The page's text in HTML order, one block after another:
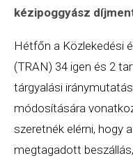
kézipoggyász
Hétfőn a Közlekedési
(TRAN) 34 igen és 2
tárgyalási
módosítására
szeretnék elérni, hogy
megtagadott beszállás,